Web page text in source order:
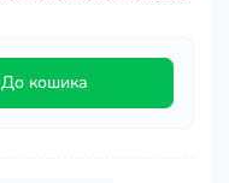
До кошика